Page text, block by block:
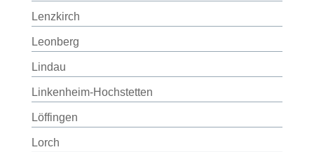
Lenzkirch
Leonberg
Lindau
Linkenheim-Hochstetten
Löffingen
Lorch